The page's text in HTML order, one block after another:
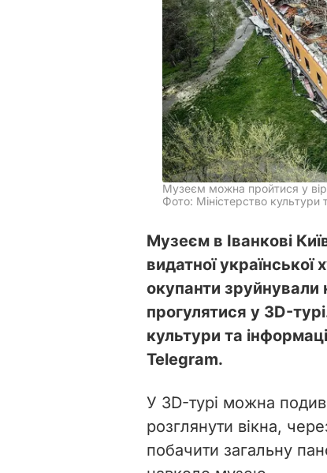
Музеєм можна пройтися у
Фото: Міністерство культури
Музеєм в Іванкові
видатної
окупанти зруйнували
прогулятися у 3D-
культури та
Telegram.
У 3D-турі можна
розглянути вікна,
побачити загальну